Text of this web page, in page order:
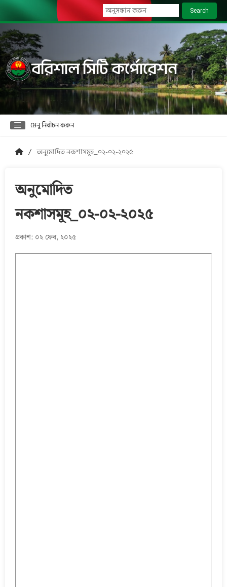
Search
বরিশাল সিটি কর্পোরেশন
মেনু নির্বাচন করুন
অনুমোদিত নকশাসমূহ_০২-০২-২০২৫
অনুমোদিত
নকশাসমূহ_০২-০২-২০২৫
প্রকাশ: ০২ ফেব, ২০২৫